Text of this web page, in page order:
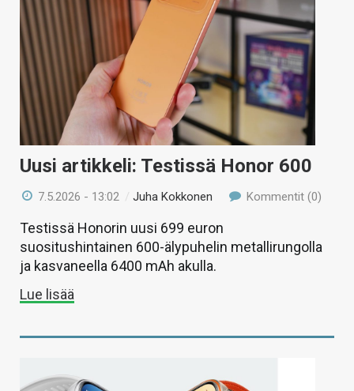
Uusi artikkeli: Testissä Honor 600
7.5.2026 - 13:02 /Juha Kokkonen Kommentit (0)
Testissä Honorin uusi 699 euron
suositushintainen 600-älypuhelin metallirungolla
ja kasvaneella 6400 mAh akulla.
Lue lisää